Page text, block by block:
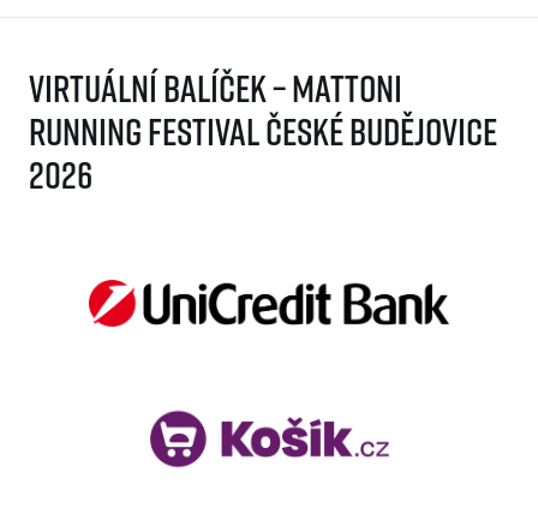
Virtuální balíček – Mattoni
Running Festival České Budějovice
2026